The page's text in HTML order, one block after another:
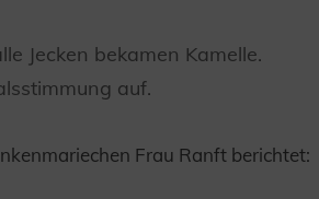
Jecken bekamen Kamelle.
auf.
Frau Ranft berichtet: